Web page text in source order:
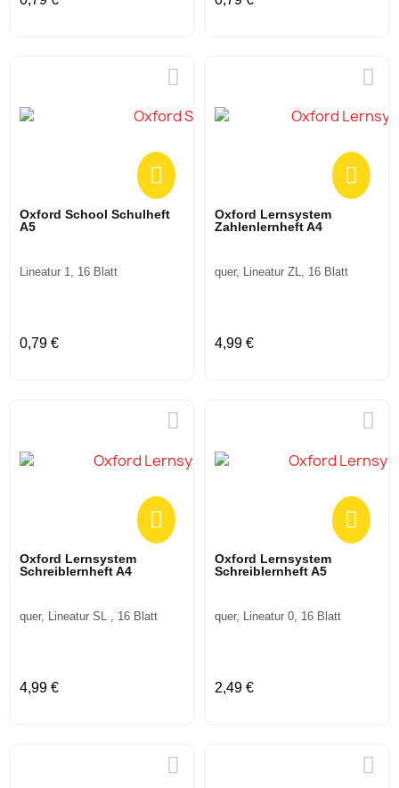
Oxford School Schulheft
A5
Lineatur 1, 16 Blatt
0,79 €
Oxford Lernsystem
Zahlenlernheft A4
quer, Lineatur ZL, 16 Blatt
4,99 €
Oxford Lernsystem
Schreiblernheft A4
quer, Lineatur SL , 16 Blatt
4,99 €
Oxford Lernsystem
Schreiblernheft A5
quer, Lineatur 0, 16 Blatt
2,49 €